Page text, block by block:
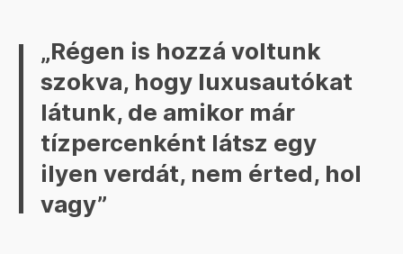
„Régen is hozzá voltunk
szokva, hogy luxusautókat
látunk, de amikor már
tízpercenként látsz egy
ilyen verdát, nem érted, hol
vagy”